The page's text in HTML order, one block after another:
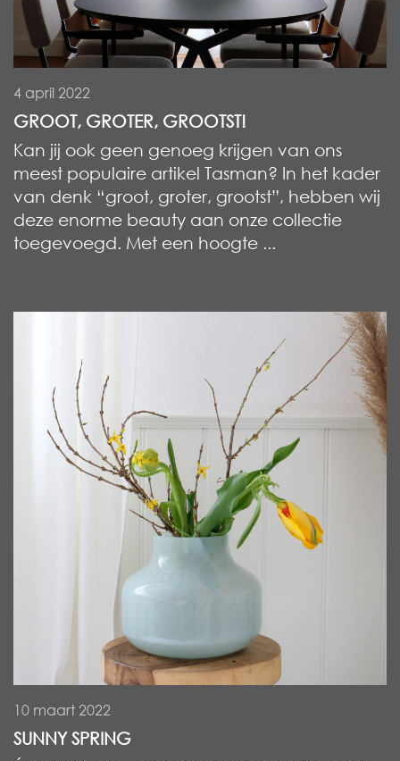
4 april 2022
GROOT, GROTER, GROOTST!
Kan jij ook geen genoeg krijgen van ons
meest populaire artikel Tasman? In het kader
van denk “groot, groter, grootst”, hebben wij
deze enorme beauty aan onze collectie
toegevoegd. Met een hoogte ...
10 maart 2022
SUNNY SPRING